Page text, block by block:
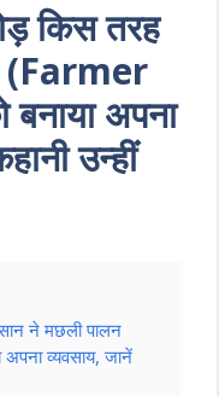
किस तरह
(Farmer
अपना
उन्हीं
ने मछली पालन
व्यवसाय, जानें